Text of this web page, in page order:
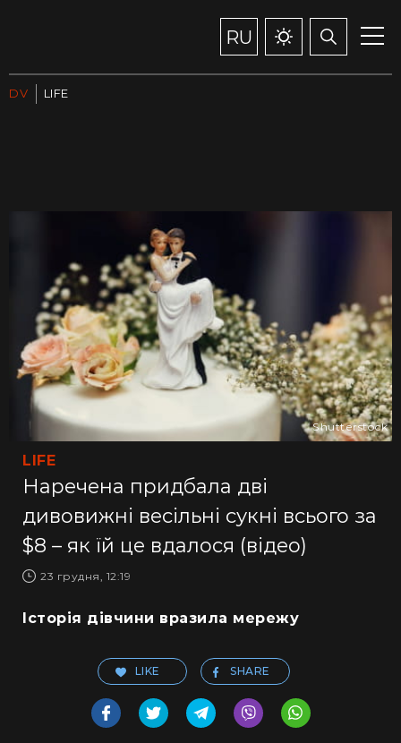
RU
DV LIFE
LIFE
Наречена придбала дві
дивовижні весільні сукні всього за
$8 – як їй це вдалося (відео)
23 грудня, 12:19
Shutterstock
Історія дівчини вразила мережу
LIKE SHARE